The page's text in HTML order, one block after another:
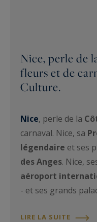
Nice, perle de
fleurs et de
Culture.
Nice, perle de la
carnaval. Nice, sa
légendaire et ses
des Anges. Nice,
aéroport
- et ses grands
LIRE LA SUITE